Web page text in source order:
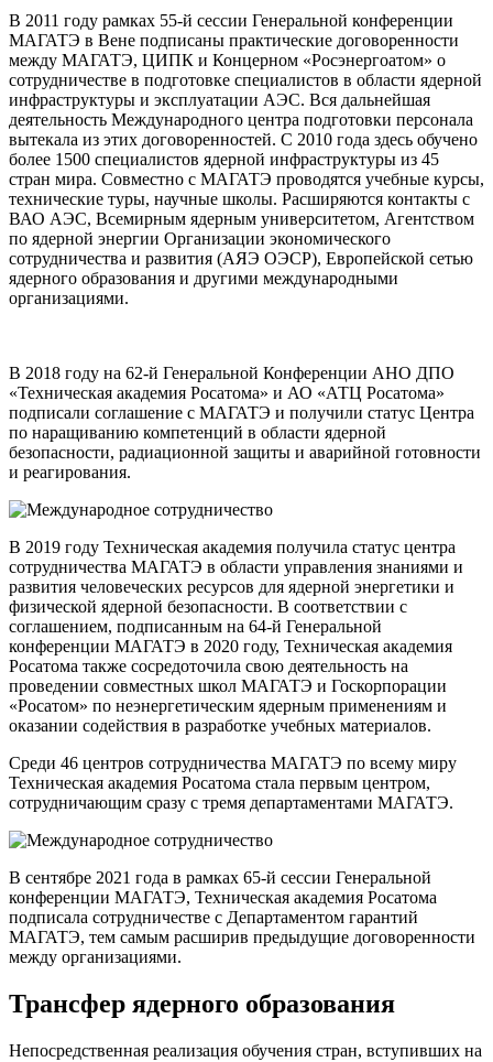
В 2011 году рамках 55-й сессии Генеральной конференции
МАГАТЭ в Вене подписаны практические договоренности
между МАГАТЭ, ЦИПК и Концерном «Росэнергоатом» о
сотрудничестве в подготовке специалистов в области ядерной
инфраструктуры и эксплуатации АЭС. Вся дальнейшая
деятельность Международного центра подготовки персонала
вытекала из этих договоренностей. С 2010 года здесь обучено
более 1500 специалистов ядерной инфраструктуры из 45
стран мира. Совместно с МАГАТЭ проводятся учебные курсы,
технические туры, научные школы. Расширяются контакты с
ВАО АЭС, Всемирным ядерным университетом, Агентством
по ядерной энергии Организации экономического
сотрудничества и развития (АЯЭ ОЭСР), Европейской сетью
ядерного образования и другими международными
организациями.
В 2018 году на 62-й Генеральной Конференции АНО ДПО
«Техническая академия Росатома» и АО «АТЦ Росатома»
подписали соглашение с МАГАТЭ и получили статус Центра
по наращиванию компетенций в области ядерной
безопасности, радиационной защиты и аварийной готовности
и реагирования.
В 2019 году Техническая академия получила статус центра
сотрудничества МАГАТЭ в области управления знаниями и
развития человеческих ресурсов для ядерной энергетики и
физической ядерной безопасности. В соответствии с
соглашением, подписанным на 64-й Генеральной
конференции МАГАТЭ в 2020 году, Техническая академия
Росатома также сосредоточила свою деятельность на
проведении совместных школ МАГАТЭ и Госкорпорации
«Росатом» по неэнергетическим ядерным применениям и
оказании содействия в разработке учебных материалов.
Среди 46 центров сотрудничества МАГАТЭ по всему миру
Техническая академия Росатома стала первым центром,
сотрудничающим сразу с тремя департаментами МАГАТЭ.
В сентябре 2021 года в рамках 65-й сессии Генеральной
конференции МАГАТЭ, Техническая академия Росатома
подписала сотрудничестве с Департаментом гарантий
МАГАТЭ, тем самым расширив предыдущие договоренности
между организациями.
Трансфер ядерного образования
Непосредственная реализация обучения стран, вступивших на